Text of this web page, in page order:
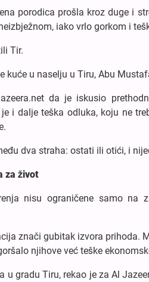
porodica prošla kroz duge i
iako vrlo gorkom i
Tir.
kuće u naselju u Tiru, ​​Abu
da je iskusio
i dalje teška odluka, koju ne
dva straha: ostati ili otići, i
za život
nisu ograničene samo
znači gubitak izvora prihoda.
njihove već teške
u gradu Tiru, ​​rekao je za Al